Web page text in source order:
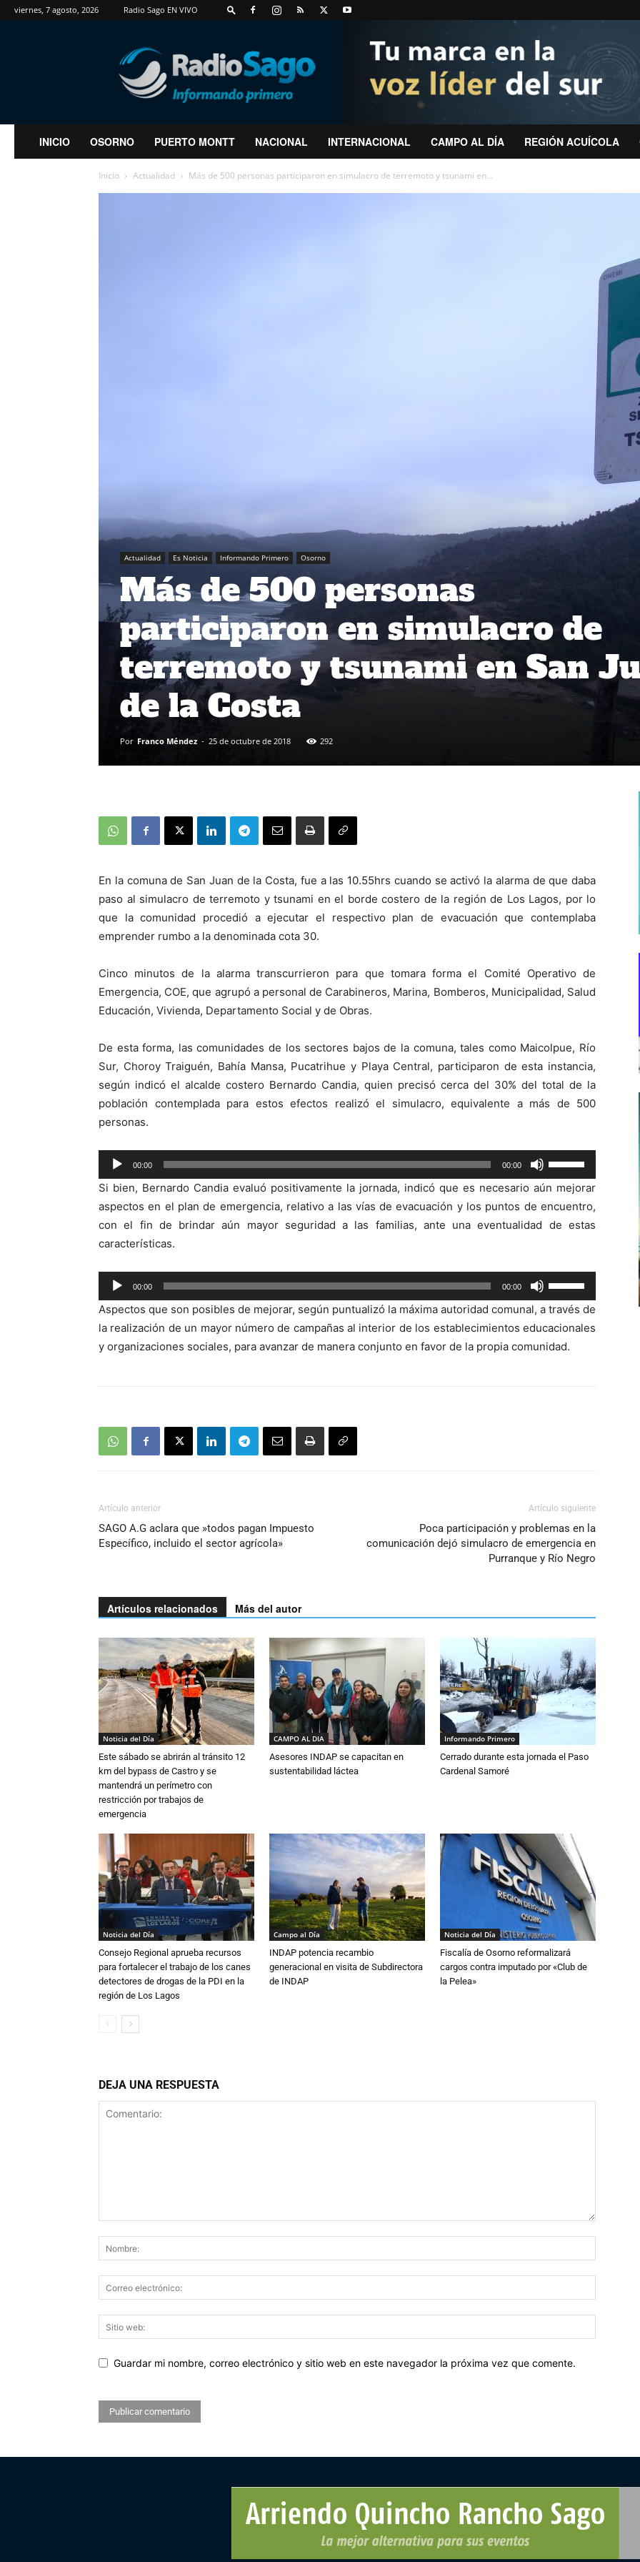
viernes, 7 agosto, 2026 Radio Sago EN VIVO
RadioSago
INICIO OSORNO PUERTO MONTT NACIONAL INTERNACIONAL CAMPO AL DÍA REGIÓN ACUÍCOLA
Inicio Actualidad Más de 500 personas participaron en simulacro de terremoto y tsunami en...
Actualidad Es Noticia Informando Primero Osorno
Más de 500 personas
participaron en simulacro de
terremoto y tsunami en San
de la Costa
Por Franco Méndez - 25 de octubre de 2018 292
En la comuna de San Juan de la Costa, fue a las 10.55hrs cuando se activó la alarma de que daba
paso al simulacro de terremoto y tsunami en el borde costero de la región de Los Lagos, por lo
que la comunidad procedió a ejecutar el respectivo plan de evacuación que contemplaba
emprender rumbo a la denominada cota 30.
Cinco minutos de la alarma transcurrieron para que tomara forma el Comité Operativo de
Emergencia, COE, que agrupó a personal de Carabineros, Marina, Bomberos, Municipalidad, Salud
Educación, Vivienda, Departamento Social y de Obras.
De esta forma, las comunidades de los sectores bajos de la comuna, tales como Maicolpue, Río
Sur, Choroy Traiguén, Bahía Mansa, Pucatrihue y Playa Central, participaron de esta instancia,
según indicó el alcalde costero Bernardo Candia, quien precisó cerca del 30% del total de la
población contemplada para estos efectos realizó el simulacro, equivalente a más de 500
personas.
Reproductor
de
audio
00:00 00:00
las
teclas
de
flecha
para
aumentar
o
disminuir
el
Si bien, Bernardo Candia evaluó positivamente la jornada, indicó que es necesario aún mejorar
aspectos en el plan de emergencia, relativo a las vías de evacuación y los puntos de encuentro,
con el fin de brindar aún mayor seguridad a las familias, ante una eventualidad de estas
características.
Reproductor
de
audio
00:00 00:00
las
teclas
de
flecha
Aspectos que son posibles de mejorar, según puntualizó la máxima autoridad comunal, a través de
la realización de un mayor número de campañas al interior de los establecimientos educacionales
y organizaciones sociales, para avanzar de manera conjunto en favor de la propia comunidad.
Artículo anterior
SAGO A.G aclara que »todos pagan Impuesto
Específico, incluido el sector agrícola»
Artículo siguiente
Poca participación y problemas en la
comunicación dejó simulacro de emergencia en
Purranque y Río Negro
Artículos relacionados Más del autor
Noticia del Día
Este sábado se abrirán al tránsito 12
km del bypass de Castro y se
mantendrá un perímetro con
restricción por trabajos de
emergencia
CAMPO AL DIA
Asesores INDAP se capacitan en
sustentabilidad láctea
Informando Primero
Cerrado durante esta jornada el Paso
Cardenal Samoré
Noticia del Día
Consejo Regional aprueba recursos
para fortalecer el trabajo de los canes
detectores de drogas de la PDI en la
región de Los Lagos
Campo al Día
INDAP potencia recambio
generacional en visita de Subdirectora
de INDAP
Noticia del Día
Fiscalía de Osorno reformalizará
cargos contra imputado por «Club de
la Pelea»
DEJA UNA RESPUESTA
Guardar mi nombre, correo electrónico y sitio web en este navegador la próxima vez que comente.